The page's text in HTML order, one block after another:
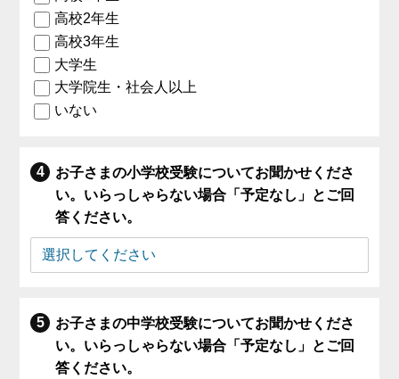
高校2年生
高校3年生
大学生
大学院生・社会人以上
いない
お子さまの小学校受験についてお聞かせくださ
い。いらっしゃらない場合「予定なし」とご回
答ください。
お子さまの中学校受験についてお聞かせくださ
い。いらっしゃらない場合「予定なし」とご回
答ください。